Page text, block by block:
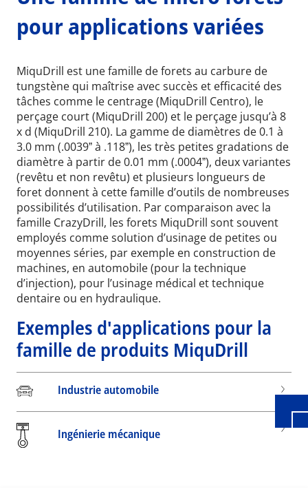
pour applications variées
MiquDrill est une famille de forets au carbure de
tungstène qui maîtrise avec succès et efficacité des
tâches comme le centrage (MiquDrill Centro), le
perçage court (MiquDrill 200) et le perçage jusqu’à 8
x d (MiquDrill 210). La gamme de diamètres de 0.1 à
3.0 mm (.0039ˮ à .118ˮ), les très petites gradations de
diamètre à partir de 0.01 mm (.0004ˮ), deux variantes
(revêtu et non revêtu) et plusieurs longueurs de
foret donnent à cette famille d’outils de nombreuses
possibilités d’utilisation. Par comparaison avec la
famille CrazyDrill, les forets MiquDrill sont souvent
employés comme solution d’usinage de petites ou
moyennes séries, par exemple en construction de
machines, en automobile (pour la technique
d’injection), pour l’usinage médical et technique
dentaire ou en hydraulique.
Exemples d'applications pour la
famille de produits MiquDrill
Industrie automobile
Ingénierie mécanique